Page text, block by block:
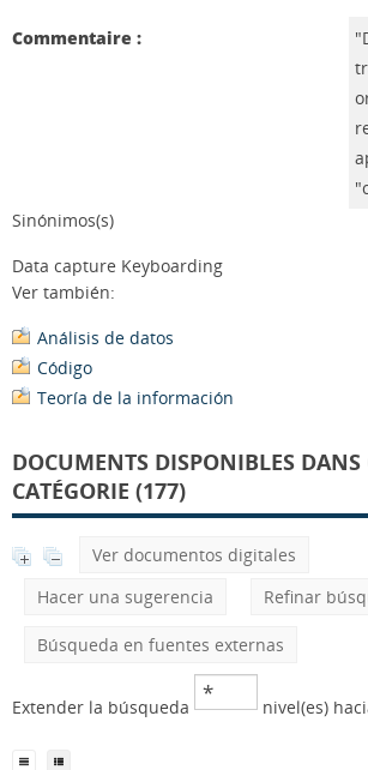
Commentaire :
Sinónimos(s)
Data capture Keyboarding
Ver también:
Análisis de datos
Código
Teoría de la información
DOCUMENTS DISPONIBLES DANS
CATÉGORIE (177)
Ver documentos digitales
Hacer una sugerencia
Refinar
Búsqueda en fuentes externas
Extender la búsqueda nivel(es)